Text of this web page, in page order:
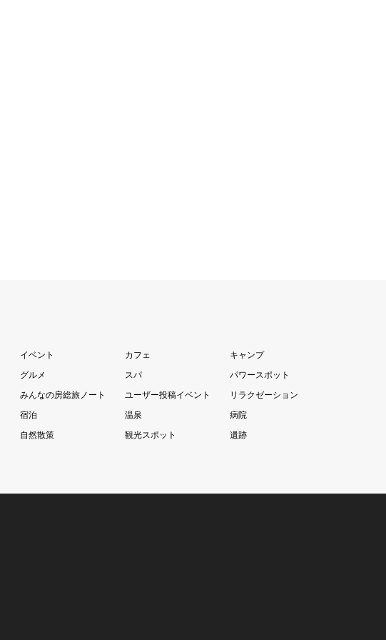
イベント カフェ
キャンプ
グルメ スパ
パワースポット
みんなの房総旅ノート ユーザー投稿イベント
リラクゼーション
宿泊 温泉
病院
自然散策 観光スポット 遺跡